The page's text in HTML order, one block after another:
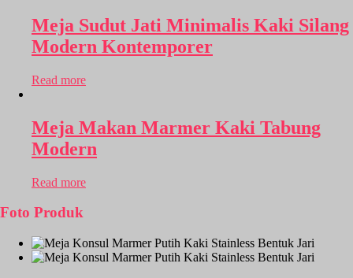
Meja Sudut Jati Minimalis Kaki Silang
Modern Kontemporer
Read more
Meja Makan Marmer Kaki Tabung
Modern
Read more
Foto Produk